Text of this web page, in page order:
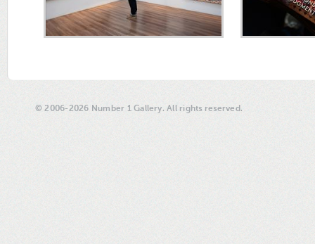
© 2006-2026 Number 1 Gallery. All rights reserved.